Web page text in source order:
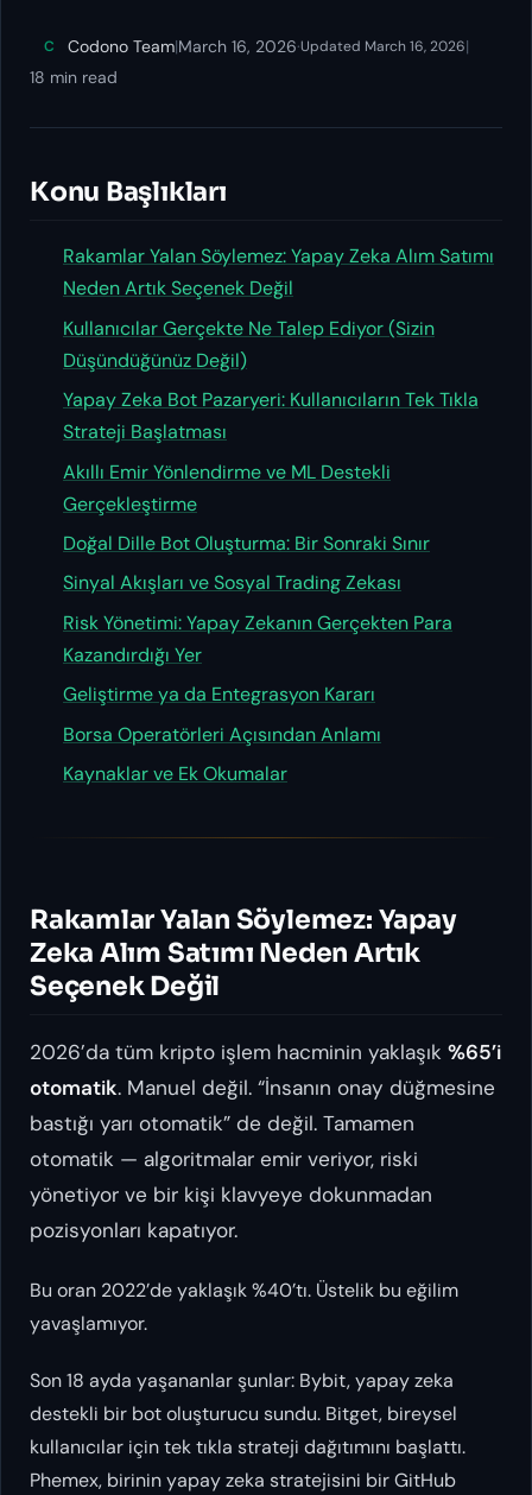
C Codono Team|March 16, 2026·Updated March 16, 2026|
18 min read
Konu Başlıkları
Rakamlar Yalan Söylemez: Yapay Zeka Alım Satımı
Neden Artık Seçenek Değil
Kullanıcılar Gerçekte Ne Talep Ediyor (Sizin
Düşündüğünüz Değil)
Yapay Zeka Bot Pazaryeri: Kullanıcıların Tek Tıkla
Strateji Başlatması
Akıllı Emir Yönlendirme ve ML Destekli
Gerçekleştirme
Doğal Dille Bot Oluşturma: Bir Sonraki Sınır
Sinyal Akışları ve Sosyal Trading Zekası
Risk Yönetimi: Yapay Zekanın Gerçekten Para
Kazandırdığı Yer
Geliştirme ya da Entegrasyon Kararı
Borsa Operatörleri Açısından Anlamı
Kaynaklar ve Ek Okumalar
Rakamlar Yalan Söylemez: Yapay
Zeka Alım Satımı Neden Artık
Seçenek Değil
2026’da tüm kripto işlem hacminin yaklaşık %65’i
otomatik. Manuel değil. “İnsanın onay düğmesine
bastığı yarı otomatik” de değil. Tamamen
otomatik — algoritmalar emir veriyor, riski
yönetiyor ve bir kişi klavyeye dokunmadan
pozisyonları kapatıyor.
Bu oran 2022’de yaklaşık %40’tı. Üstelik bu eğilim
yavaşlamıyor.
Son 18 ayda yaşananlar şunlar: Bybit, yapay zeka
destekli bir bot oluşturucu sundu. Bitget, bireysel
kullanıcılar için tek tıkla strateji dağıtımını başlattı.
Phemex, birinin yapay zeka stratejisini bir GitHub